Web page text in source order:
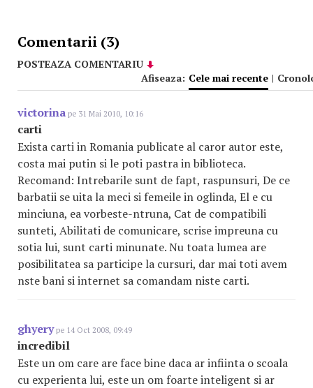
Comentarii (3)
POSTEAZA COMENTARIU
Afiseaza: Cele mai recente |
victorina pe 31 Mai 2010, 10:16
carti
Exista carti in Romania publicate al caror autor este,
costa mai putin si le poti pastra in biblioteca.
Recomand: Intrebarile sunt de fapt, raspunsuri, De ce
barbatii se uita la meci si femeile in oglinda, El e cu
minciuna, ea vorbeste-ntruna, Cat de compatibili
sunteti, Abilitati de comunicare, scrise impreuna cu
sotia lui, sunt carti minunate. Nu toata lumea are
posibilitatea sa participe la cursuri, dar mai toti avem
nste bani si internet sa comandam niste carti.
ghyerype 14 Oct 2008, 09:49
incredibil
Este un om care are face bine daca ar infiinta o scoala
cu experienta lui, este un om foarte inteligent si ar